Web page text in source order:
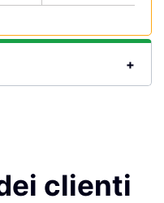
clienti